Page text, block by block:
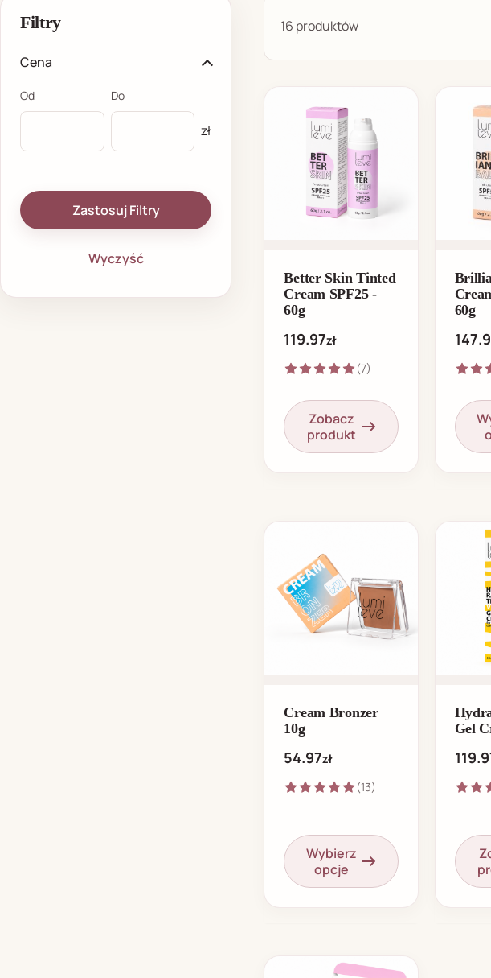
Filtry
Cena
Od Do
zł
Zastosuj Filtry
Wyczyść
16 produktów
Better Skin Tinted
Cream SPF25 -
60g
119.97zł
(7)
Zobacz
produkt
60g
Cream Bronzer
10g
54.97zł
(13)
Wybierz
opcje
Gel